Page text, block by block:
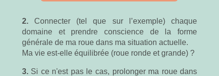
2.Connecter (tel que sur l’exemple) chaque
domaine et prendre conscience de la forme
générale de ma roue dans ma situation actuelle.
Ma vie est-elle équilibrée (roue ronde et grande) ?
3.Si ce n'est pas le cas, prolonger ma roue dans